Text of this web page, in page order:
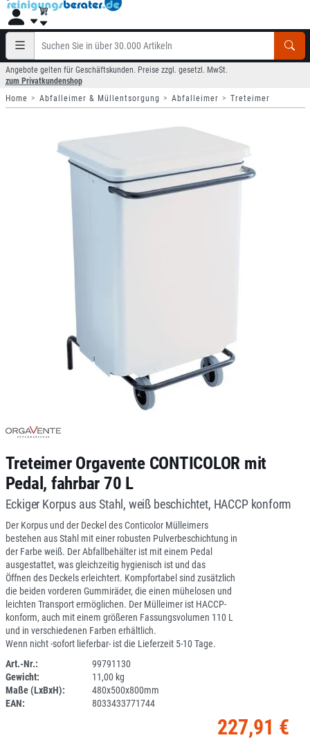
Angebote gelten für Geschäftskunden. Preise zzgl. gesetzl. MwSt.
zum Privatkundenshop
Home
Abfalleimer & Müllentsorgung Abfalleimer Treteimer
Treteimer Orgavente CONTICOLOR mit
Pedal, fahrbar 70 L
Eckiger Korpus aus Stahl, weiß beschichtet, HACCP konform
Der Korpus und der Deckel des Conticolor Mülleimers
bestehen aus Stahl mit einer robusten Pulverbeschichtung in
der Farbe weiß. Der Abfallbehälter ist mit einem Pedal
ausgestattet, was gleichzeitig hygienisch ist und das
Öffnen des Deckels erleichtert. Kompfortabel sind zusätzlich
die beiden vorderen Gummiräder, die einen mühelosen und
leichten Transport ermöglichen. Der Mülleimer ist HACCP-
konform, auch mit einem größeren Fassungsvolumen 110 L
und in verschiedenen Farben erhältlich.
Wenn nicht -sofort lieferbar- ist die Lieferzeit 5-10 Tage.
Art.-Nr.:
99791130
Gewicht:
11,00 kg
Maße (LxBxH):
480x500x800mm
EAN:
8033433771744
227,91 €